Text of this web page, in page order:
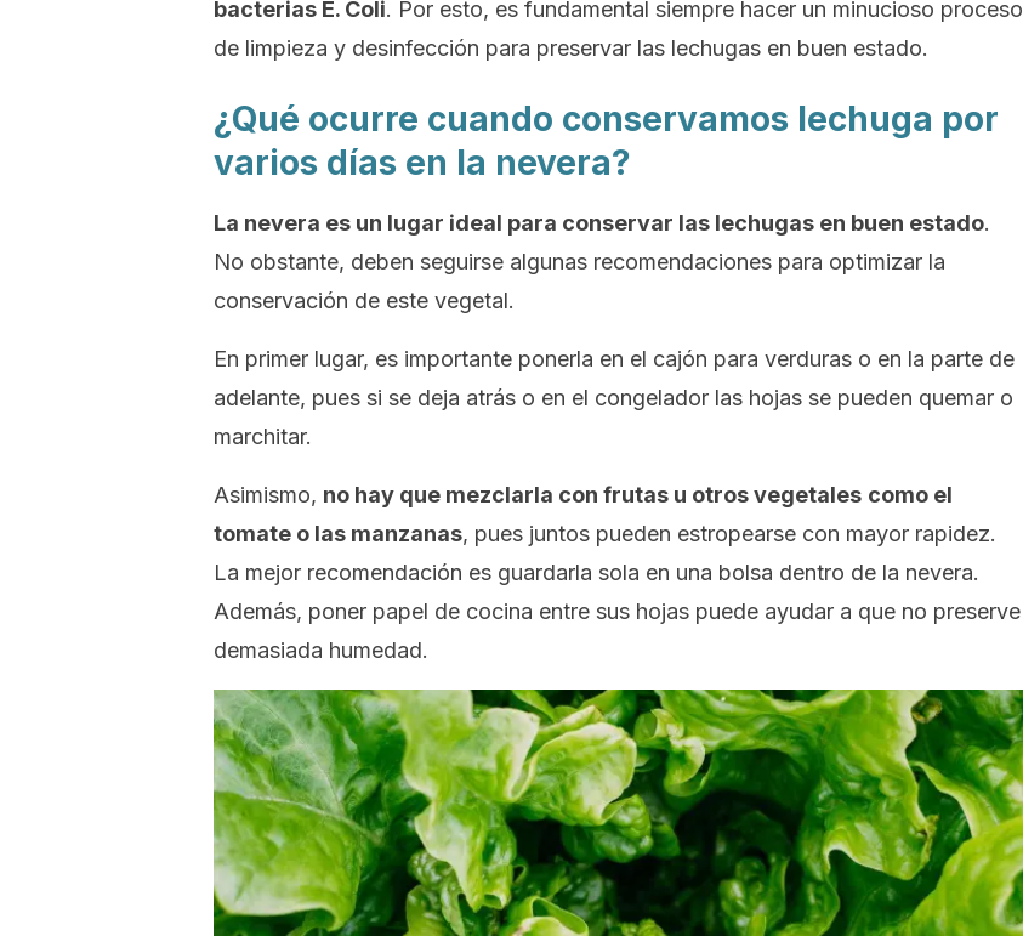
bacterias E. Coli. Por esto, es fundamental siempre hacer un minucioso proceso
de limpieza y desinfección para preservar las lechugas en buen estado.
¿Qué ocurre cuando conservamos lechuga por
varios días en la nevera?
La nevera es un lugar ideal para conservar las lechugas en buen estado.
No obstante, deben seguirse algunas recomendaciones para optimizar la
conservación de este vegetal.
En primer lugar, es importante ponerla en el cajón para verduras o en la parte de
adelante, pues si se deja atrás o en el congelador las hojas se pueden quemar o
marchitar.
Asimismo, no hay que mezclarla con frutas u otros vegetales como el
tomate o las manzanas, pues juntos pueden estropearse con mayor rapidez.
La mejor recomendación es guardarla sola en una bolsa dentro de la nevera.
Además, poner papel de cocina entre sus hojas puede ayudar a que no preserve
demasiada humedad.